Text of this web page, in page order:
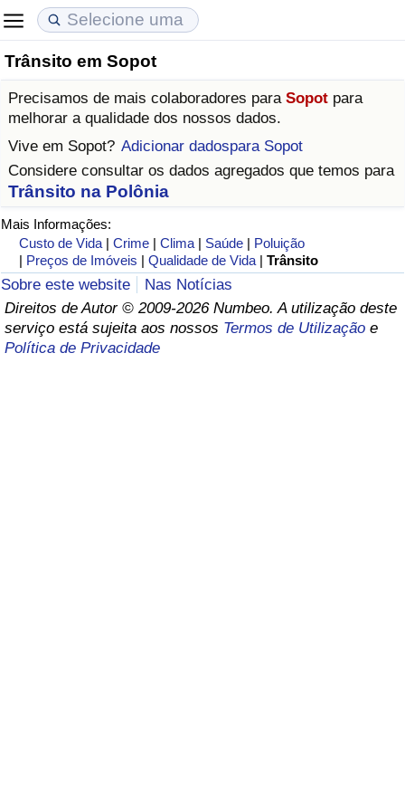
Trânsito em Sopot
Precisamos de mais colaboradores para Sopot para
melhorar a qualidade dos nossos dados.
Vive em Sopot? Adicionar dadospara Sopot
Considere consultar os dados agregados que temos para
Trânsito na Polônia
Mais Informações:
Custo de Vida |Crime |Clima | Saúde | Poluição
| Preços de Imóveis |Qualidade de Vida |Trânsito
Sobre este website
Nas Notícias
Direitos de Autor © 2009-2026 Numbeo. A utilização deste
serviço está sujeita aos nossos Termos de Utilização e
Política de Privacidade
Custo de Vida
Indicador de Custo de Vida (Atual)
Indicador de Custo de Vida
Indicador de Custo de Vida Por País
em Aqaba
Preços de Imóveis
Indicador de Preços de Imóveis (Atual)
Indicador de Preços de Imóveis
Indicador de Preços de Imóveis por País
Qualidade de Vida
Indicador de Qualidade de Vida
Indicador de Qualidade de Vida (Atual)
Índice de qualidade de vida por país
Crime
Taxa do Indicador de Crime (Atual)
Indicador de Crime